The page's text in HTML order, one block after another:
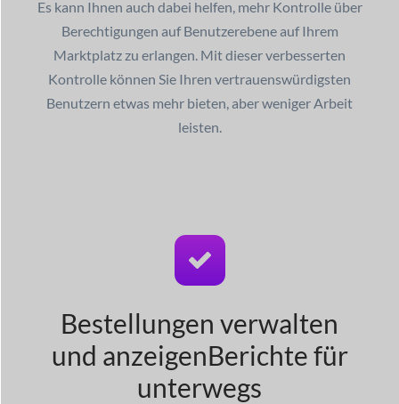
Es kann Ihnen auch dabei helfen, mehr Kontrolle über
Berechtigungen auf Benutzerebene auf Ihrem
Marktplatz zu erlangen. Mit dieser verbesserten
Kontrolle können Sie Ihren vertrauenswürdigsten
Benutzern etwas mehr bieten, aber weniger Arbeit
leisten.
Bestellungen verwalten
und anzeigenBerichte für
unterwegs